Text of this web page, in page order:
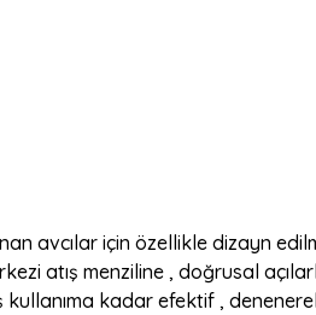
avcılar için özellikle dizayn
atış menziline , doğrusal
kadar efektif ,